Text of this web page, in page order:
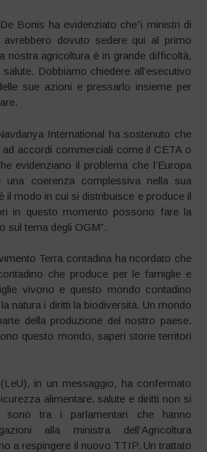
Bonis ha evidenziato che”i ministri di
avrebbero dovuto sedere qui al primo
nostra agricoltura è in grande difficoltà,
Dobbiamo chiedere all’esecutivo
sue azioni e pressarlo insieme per
International ha sostenuto che
ad accordi commerciali come il CETA o
evidenziano il problema che l’Europa
una coerenza complessiva nella sua
il modo in cui si distribuisce e produce il
in questo momento possono fare la
sul tema degli OGM”.
Terra contadina ha ricordato che
che produce per le famiglie e
vivono e questo mondo contadino
natura i diritti la biodiversità. Un mondo
della produzione del nostro paese.
questo mondo, saperi storie territori
in un messaggio, ha confermato
alimentare, salute e diritti non si
sono tra i parlamentari che hanno
alla ministra dell’Agricoltura
a respingere il nuovo TTIP. Un trattato